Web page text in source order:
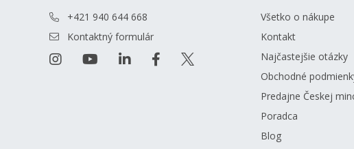
+421 940 644 668
Kontaktný formulár
Všetko o nákupe
Kontakt
Najčastejšie otázky
Obchodné
Predajne Českej
Poradca
Blog